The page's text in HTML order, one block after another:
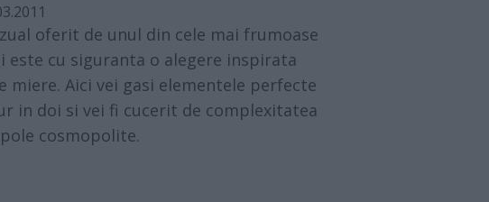
oferit de unul din cele mai frumoase
este cu siguranta o alegere inspirata
miere. Aici vei gasi elementele perfecte
in doi si vei fi cucerit de complexitatea
cosmopolite.